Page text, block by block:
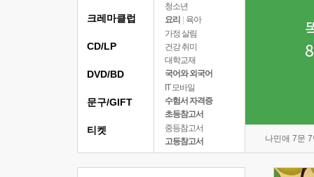
청소년
요리
육아
가정 살림
건강 취미
대학교재
국어와 외국어
IT 모바일
수험서 자격증
초등참고서
중등참고서
고등참고서
나민애 7문
크레마클럽
CD/LP
DVD/BD
문구/GIFT
티켓